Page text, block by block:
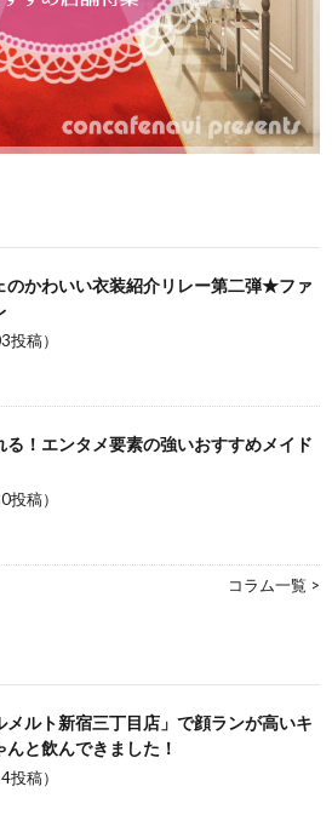
のかわいい衣装紹介リレー第二弾★ファ
投稿）
る！エンタメ要素の強いおすすめメイド
投稿）
コラム一覧 >
メルト新宿三丁目店」で顔ランが高いキ
んと飲んできました！
投稿）